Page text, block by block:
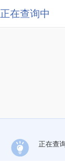
正在查询中
正在查